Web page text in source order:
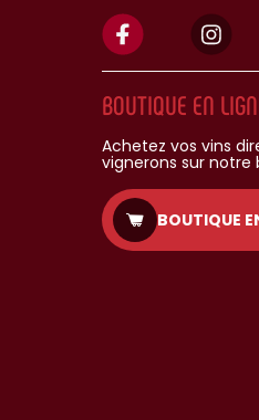
BOUTIQUE EN
Achetez vos vins
vignerons sur notre
BOUTIQUE